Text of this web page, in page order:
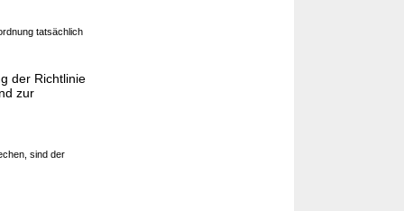
tatsächlich
der Richtlinie
zur
sind der